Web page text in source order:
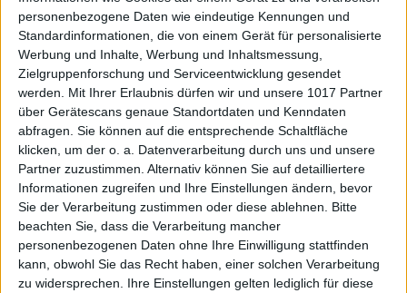
personenbezogene Daten wie eindeutige Kennungen und
Standardinformationen, die von einem Gerät für personalisierte
Werbung und Inhalte, Werbung und Inhaltsmessung,
Zielgruppenforschung und Serviceentwicklung gesendet
werden.
Mit Ihrer Erlaubnis dürfen wir und unsere 1017 Partner
über Gerätescans genaue Standortdaten und Kenndaten
abfragen. Sie können auf die entsprechende Schaltfläche
klicken, um der o. a. Datenverarbeitung durch uns und unsere
Partner zuzustimmen. Alternativ können Sie auf detailliertere
Informationen zugreifen und Ihre Einstellungen ändern, bevor
Sie der Verarbeitung zustimmen oder diese ablehnen.
Bitte
beachten Sie, dass die Verarbeitung mancher
personenbezogenen Daten ohne Ihre Einwilligung stattfinden
kann, obwohl Sie das Recht haben, einer solchen Verarbeitung
zu widersprechen. Ihre Einstellungen gelten lediglich für diese